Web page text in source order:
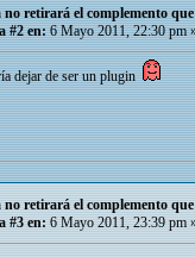
retirará el complemento
#2 en:6 Mayo 2011, 22:30 pm
dejar de ser un plugin
retirará el complemento
#3 en: 6 Mayo 2011, 23:39 pm